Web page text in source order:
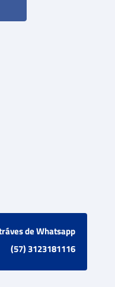
de Whatsapp
(57) 3123181116